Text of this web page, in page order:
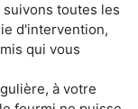
toutes les
d'intervention,
qui vous
à votre